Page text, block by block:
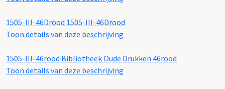
1505-III-46Drood 1505-III-46Drood
Toon details van deze beschrijving
1505-III-46rood Bibliotheek Oude Drukken 46rood
Toon details van deze beschrijving